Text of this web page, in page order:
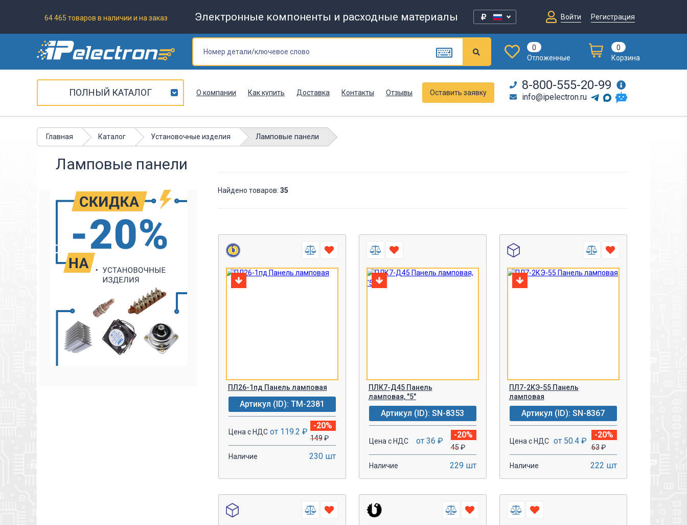
64 465 товаров в наличии и на заказ Электронные компоненты и расходные материалы Войти Регистрация
0
Отложенные
0
Корзина
ПОЛНЫЙ КАТАЛОГ О компании Как купить Доставка Контакты Отзывы Оставить заявку
8-800-555-20-99
info@ipelectron.ru
Главная Каталог Установочные изделия Ламповые панели
Ламповые панели
Найдено товаров:35
ПЛ26-1пд Панель ламповая
Артикул (ID): TM-2381
Цена с НДС от 119.2 ₽
-20%
149₽
Наличие 230 шт
ПЛК7-Д45 Панель
ламповая, "5"
Артикул (ID): SN-8353
Цена с НДС от 36 ₽
-20%
45₽
Наличие 229 шт
ПЛ7-2КЭ-55 Панель
ламповая
Артикул (ID): SN-8367
Цена с НДС от 50.4 ₽
-20%
63₽
Наличие 222 шт